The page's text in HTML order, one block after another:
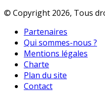
© Copyright 2026, Tous
Partenaires
Qui sommes-nous ?
Mentions légales
Charte
Plan du site
Contact